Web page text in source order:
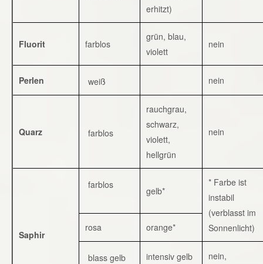
erhitzt)
Fluorit farblos
grün, blau,
violett
nein
Perlen weiß nein
Quarz farblos
rauchgrau,
schwarz,
violett,
hellgrün
nein
Saphir
farblos
gelb*
* Farbe ist
instabil
(verblasst im
Sonnenlicht)
rosa orange*
blass gelb intensiv gelb
nein,